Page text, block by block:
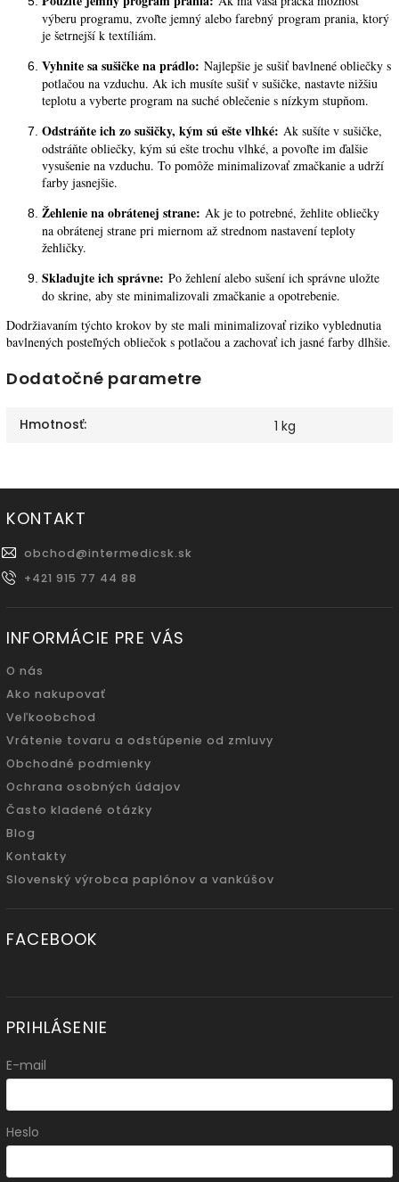
výberu programu, zvoľte jemný alebo farebný program prania, ktorý
je šetrnejší k textíliám.
Vyhnite sa sušičke na prádlo: Najlepšie je sušiť bavlnené obliečky s
potlačou na vzduchu. Ak ich musíte sušiť v sušičke, nastavte nižšiu
teplotu a vyberte program na suché oblečenie s nízkym stupňom.
Odstráňte ich zo sušičky, kým sú ešte vlhké: Ak sušíte v sušičke,
odstráňte obliečky, kým sú ešte trochu vlhké, a povoľte im ďalšie
vysušenie na vzduchu. To pomôže minimalizovať zmačkanie a udrží
farby jasnejšie.
Žehlenie na obrátenej strane: Ak je to potrebné, žehlite obliečky
na obrátenej strane pri miernom až strednom nastavení teploty
žehličky.
Skladujte ich správne: Po žehlení alebo sušení ich správne uložte
do skrine, aby ste minimalizovali zmačkanie a opotrebenie.
Dodržiavaním týchto krokov by ste mali minimalizovať riziko vyblednutia
bavlnených posteľných obliečok s potlačou a zachovať ich jasné farby dlhšie.
Dodatočné parametre
Hmotnosť: 1 kg
KONTAKT
obchod@intermedicsk.sk
+421 915 77 44 88
INFORMÁCIE PRE VÁS
O nás
Ako nakupovať
Veľkoobchod
Vrátenie tovaru a odstúpenie od zmluvy
Obchodné podmienky
Ochrana osobných údajov
Často kladené otázky
Blog
Kontakty
Slovenský výrobca paplónov a vankúšov
FACEBOOK
PRIHLÁSENIE
E-mail
Heslo